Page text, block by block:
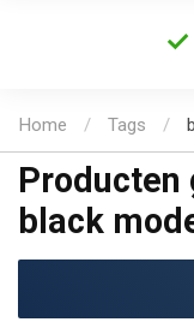
Home / Tags /
Producten
black